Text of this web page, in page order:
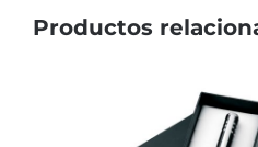
Productos